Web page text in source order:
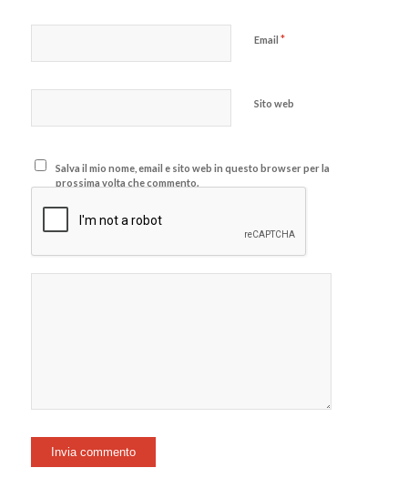
Email *
Sito web
Salva il mio nome, email e sito web in questo browser per la
prossima volta che commento.